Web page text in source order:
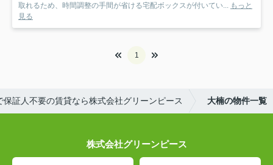
取れるため、時間調整の手間が省ける宅配ボックスが付いてい... もっと
見る
1
保証人不要の賃貸なら株式会社グリーンピース 大楠の物件一覧
株式会社グリーンピース